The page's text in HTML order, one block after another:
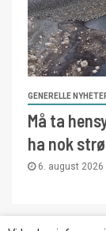
GENERELLE
Må ta
ha nok
6. august 2026